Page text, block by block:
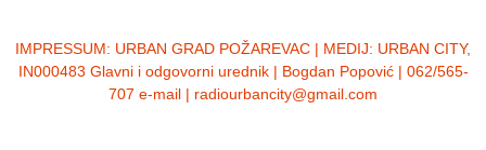
IMPRESSUM: URBAN GRAD POŽAREVAC | MEDIJ: URBAN CITY,
IN000483 Glavni i odgovorni urednik | Bogdan Popović | 062/565-
707 e-mail | radiourbancity@gmail.com